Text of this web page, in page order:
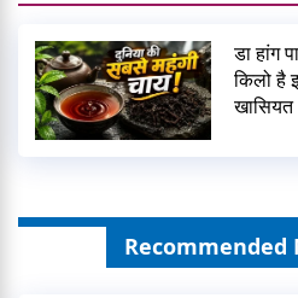
डा हांग
किलो है
खासियत
Recommended